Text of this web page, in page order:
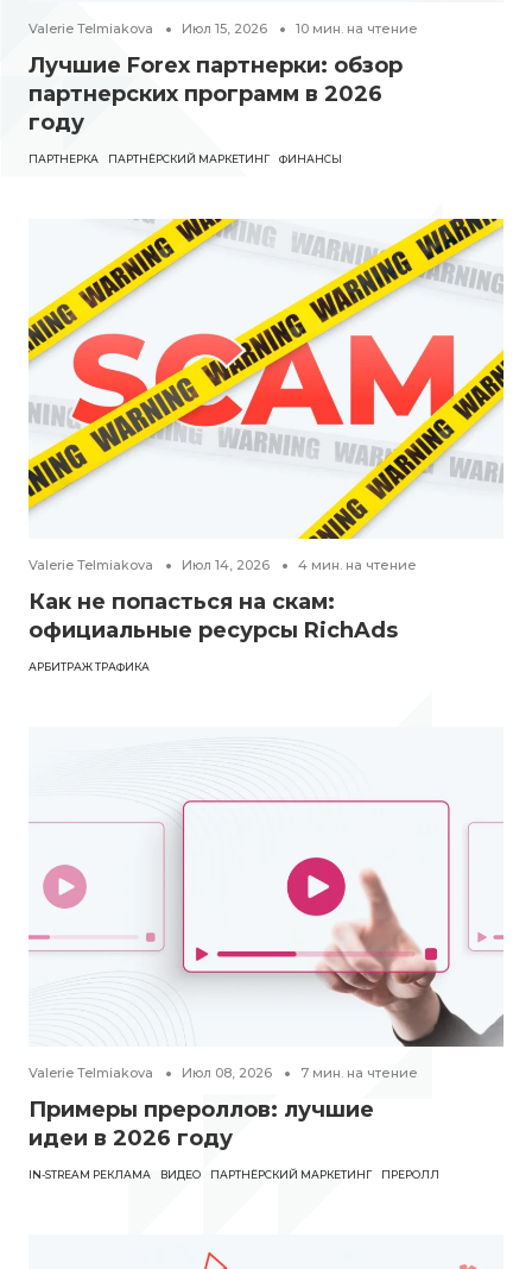
Valerie Telmiakova Июл 15, 2026 10 мин. на чтение
Лучшие Forex партнерки: обзор
партнерских программ в 2026
году
ПАРТНЕРКА ПАРТНЁРСКИЙ МАРКЕТИНГ ФИНАНСЫ
Valerie Telmiakova Июл 14, 2026 4 мин. на чтение
Как не попасться на скам:
официальные ресурсы RichAds
АРБИТРАЖ ТРАФИКА
Valerie Telmiakova Июл 08, 2026 7 мин. на чтение
Примеры прероллов: лучшие
идеи в 2026 году
IN-STREAM РЕКЛАМА ВИДЕО ПАРТНЁРСКИЙ МАРКЕТИНГ ПРЕРОЛЛ